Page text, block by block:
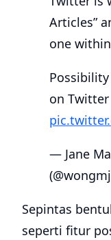
Articles”
one
on Twitter
— Jane
Sepintas
seperti fitur